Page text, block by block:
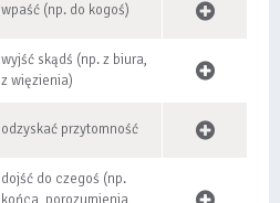
wpaść (np. do kogoś)
wyjść skądś (np. z biura,
z więzienia)
odzyskać przytomność
dojść do czegoś (np.